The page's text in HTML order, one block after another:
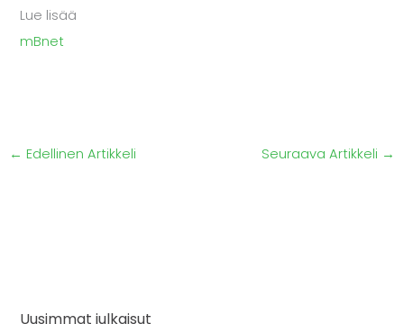
Lue lisää
mBnet
← Edellinen Artikkeli Seuraava Artikkeli →
Uusimmat julkaisut